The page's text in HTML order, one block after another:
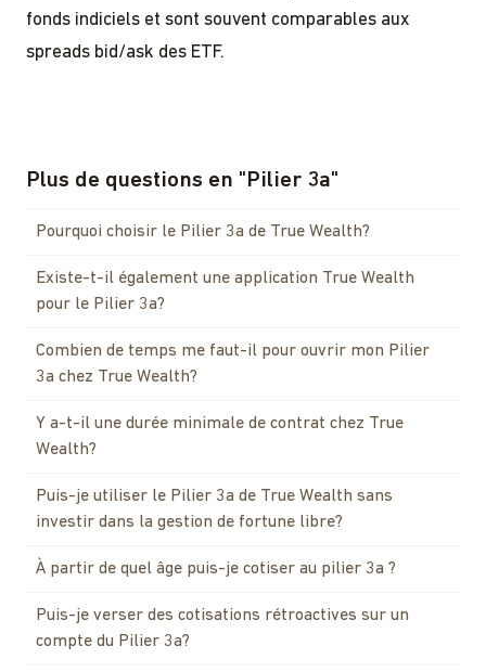
fonds indiciels et sont souvent comparables aux
spreads bid/ask des ETF.
Plus de questions en " Pilier 3a"
Pourquoi choisir le Pilier 3a de True Wealth?
Existe-t-il également une application True Wealth
pour le Pilier 3a?
Combien de temps me faut-il pour ouvrir mon Pilier
3a chez True Wealth?
Y a-t-il une durée minimale de contrat chez True
Wealth?
Puis-je utiliser le Pilier 3a de True Wealth sans
investir dans la gestion de fortune libre?
À partir de quel âge puis-je cotiser au pilier 3a ?
Puis-je verser des cotisations rétroactives sur un
compte du Pilier 3a?